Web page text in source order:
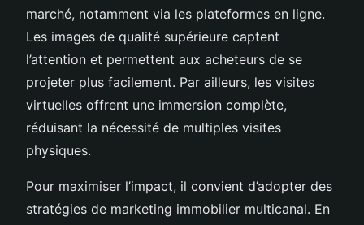
marché, notamment via les plateformes en ligne.
Les images de qualité supérieure captent
l’attention et permettent aux acheteurs de se
projeter plus facilement. Par ailleurs, les visites
virtuelles offrent une immersion complète,
réduisant la nécessité de multiples visites
physiques.
Pour maximiser l’impact, il convient d’adopter des
stratégies de marketing immobilier multicanal. En